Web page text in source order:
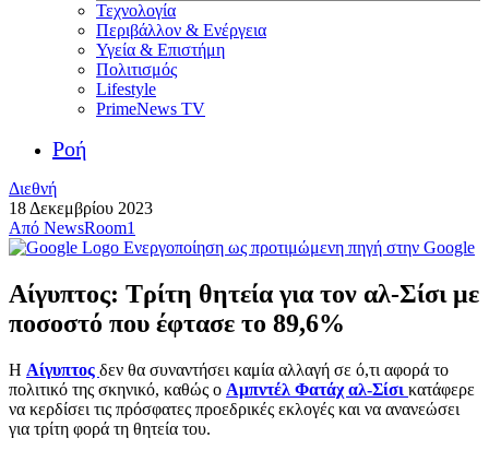
Τεχνολογία
Περιβάλλον & Ενέργεια
Υγεία & Επιστήμη
Πολιτισμός
Lifestyle
PrimeNews TV
Ροή
Διεθνή
18 Δεκεμβρίου 2023
Από NewsRoom1
Ενεργοποίηση ως προτιμώμενη πηγή στην Google
Αίγυπτος: Τρίτη θητεία για τον αλ-Σίσι με
ποσοστό που έφτασε το 89,6%
Η Αίγυπτος δεν θα συναντήσει καμία αλλαγή σε ό,τι αφορά το
πολιτικό της σκηνικό, καθώς ο Αμπντέλ Φατάχ αλ-Σίσι κατάφερε
να κερδίσει τις πρόσφατες προεδρικές εκλογές και να ανανεώσει
για τρίτη φορά τη θητεία του.